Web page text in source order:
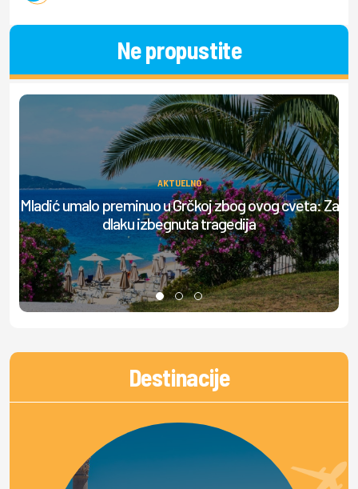
Ne propustite
AKTUELNO
Mladić umalo preminuo u Grčkoj zbog ovog cveta: Za
dlaku izbegnuta tragedija
Destinacije